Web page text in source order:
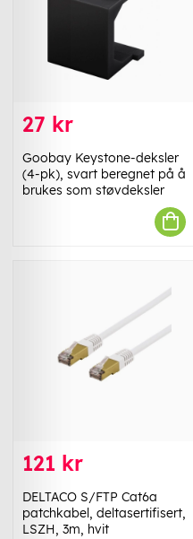
27 kr
Goobay Keystone-deksler
(4-pk), svart beregnet på å
brukes som støvdeksler
121 kr
DELTACO S/FTP Cat6a
patchkabel, deltasertifisert,
LSZH, 3m, hvit